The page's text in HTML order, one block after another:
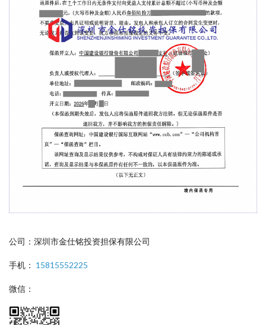
公司：深圳市金仕铭投资担保有限公司
手机： 15815552225
微信：